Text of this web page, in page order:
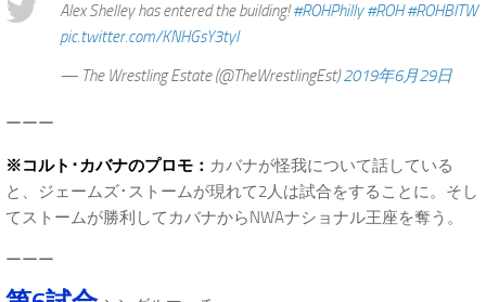
Alex Shelley has entered the building!#ROHPhilly #ROH #ROHBITW
pic.twitter.com/KNHGsY3tyI
— The Wrestling Estate (@TheWrestlingEst)2019年6月29日
ーーー
※コルト･カバナのプロモ： カバナが怪我について話している
と、ジェームズ･ストームが現れて2人は試合をすることに。そし
てストームが勝利してカバナからNWAナショナル王座を奪う。
ーーー